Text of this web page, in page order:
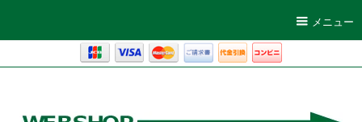
メニュー